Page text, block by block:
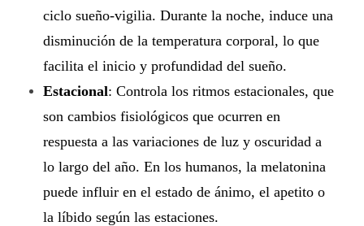
ciclo sueño-vigilia. Durante la noche, induce una
disminución de la temperatura corporal, lo que
facilita el inicio y profundidad del sueño.
Estacional: Controla los ritmos estacionales, que
son cambios fisiológicos que ocurren en
respuesta a las variaciones de luz y oscuridad a
lo largo del año. En los humanos, la melatonina
puede influir en el estado de ánimo, el apetito o
la líbido según las estaciones.